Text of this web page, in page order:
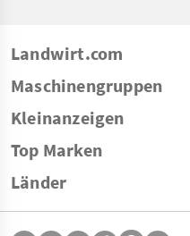
Landwirt.com
Maschinengruppen
Kleinanzeigen
Top Marken
Länder